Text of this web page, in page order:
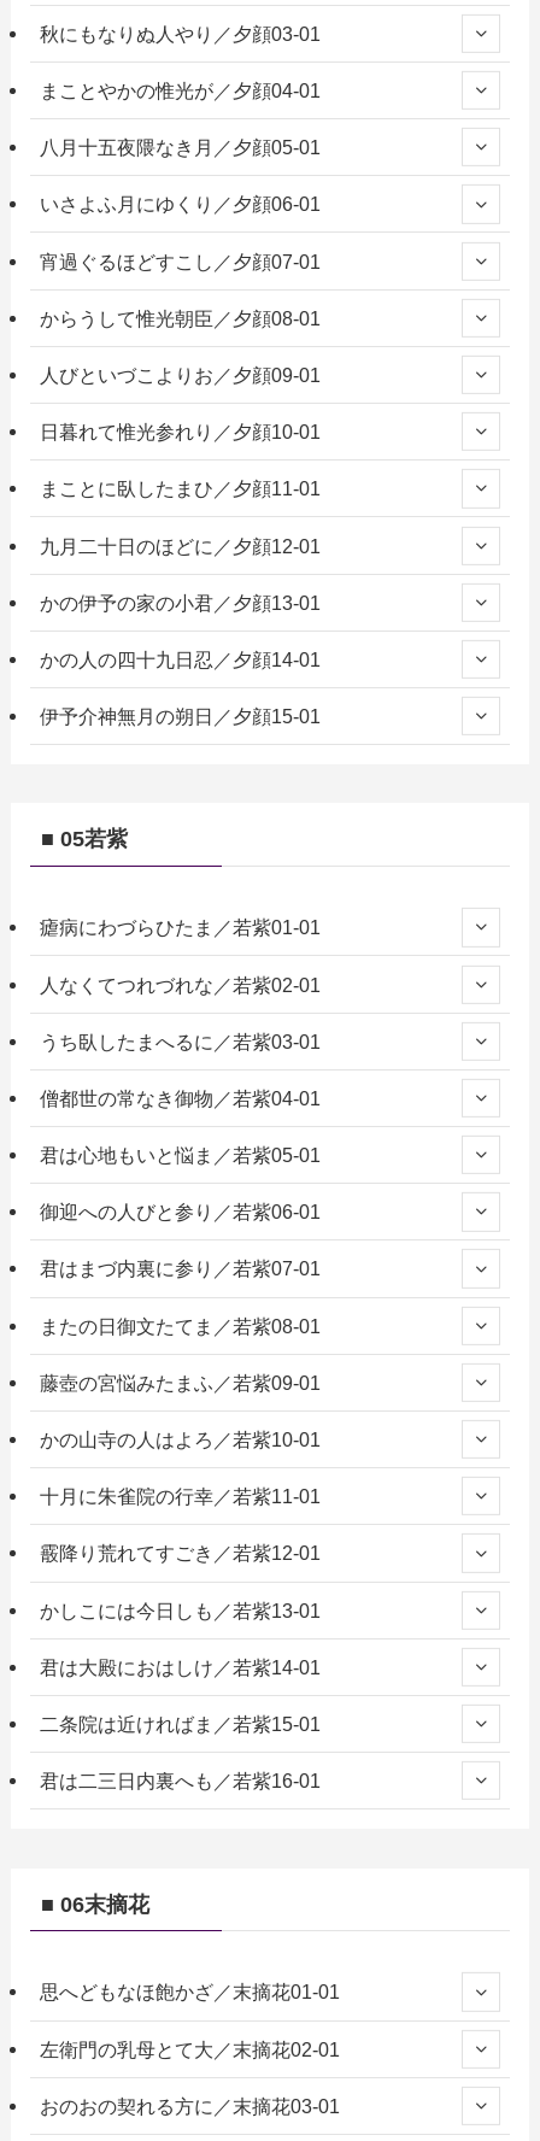
秋にもなりぬ人やり／夕顔03-01
まことやかの惟光が／夕顔04-01
八月十五夜隈なき月／夕顔05-01
いさよふ月にゆくり／夕顔06-01
宵過ぐるほどすこし／夕顔07-01
からうして惟光朝臣／夕顔08-01
人びといづこよりお／夕顔09-01
日暮れて惟光参れり／夕顔10-01
まことに臥したまひ／夕顔11-01
九月二十日のほどに／夕顔12-01
かの伊予の家の小君／夕顔13-01
かの人の四十九日忍／夕顔14-01
伊予介神無月の朔日／夕顔15-01
■ 05若紫
瘧病にわづらひたま／若紫01-01
人なくてつれづれな／若紫02-01
うち臥したまへるに／若紫03-01
僧都世の常なき御物／若紫04-01
君は心地もいと悩ま／若紫05-01
御迎への人びと参り／若紫06-01
君はまづ内裏に参り／若紫07-01
またの日御文たてま／若紫08-01
藤壺の宮悩みたまふ／若紫09-01
かの山寺の人はよろ／若紫10-01
十月に朱雀院の行幸／若紫11-01
霰降り荒れてすごき／若紫12-01
かしこには今日しも／若紫13-01
君は大殿におはしけ／若紫14-01
二条院は近ければま／若紫15-01
君は二三日内裏へも／若紫16-01
■ 06末摘花
思へどもなほ飽かざ／末摘花01-01
左衛門の乳母とて大／末摘花02-01
おのおの契れる方に／末摘花03-01